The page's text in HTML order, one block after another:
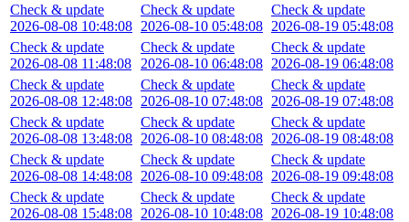
Check & update
2026-08-08 10:48:08
Check & update
2026-08-08 11:48:08
Check & update
2026-08-08 12:48:08
Check & update
2026-08-08 13:48:08
Check & update
2026-08-08 14:48:08
Check & update
2026-08-08 15:48:08
Check & update
2026-08-10 05:48:08
Check & update
2026-08-10 06:48:08
Check & update
2026-08-10 07:48:08
Check & update
2026-08-10 08:48:08
Check & update
2026-08-10 09:48:08
Check & update
2026-08-10 10:48:08
Check & update
2026-08-19 05:48:08
Check & update
2026-08-19 06:48:08
Check & update
2026-08-19 07:48:08
Check & update
2026-08-19 08:48:08
Check & update
2026-08-19 09:48:08
Check & update
2026-08-19 10:48:08